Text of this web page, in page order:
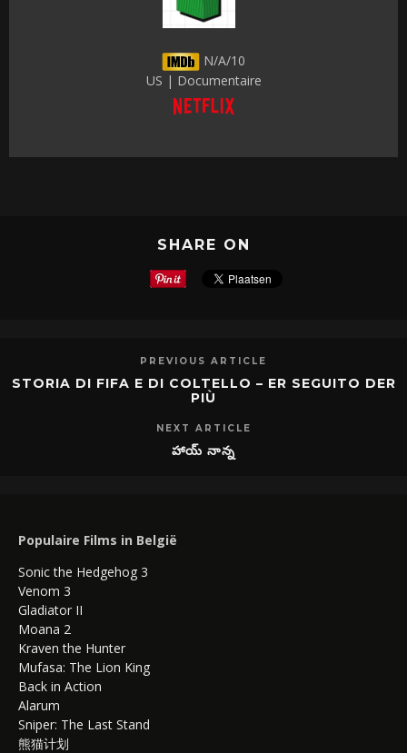
N/A/10
US | Documentaire
SHARE ON
PREVIOUS ARTICLE
STORIA DI FIFA E DI COLTELLO – ER SEGUITO DER
PIÙ
NEXT ARTICLE
హాయ్ నాన్న
Populaire Films in België
Sonic the Hedgehog 3
Venom 3
Gladiator II
Moana 2
Kraven the Hunter
Mufasa: The Lion King
Back in Action
Alarum
Sniper: The Last Stand
熊猫计划